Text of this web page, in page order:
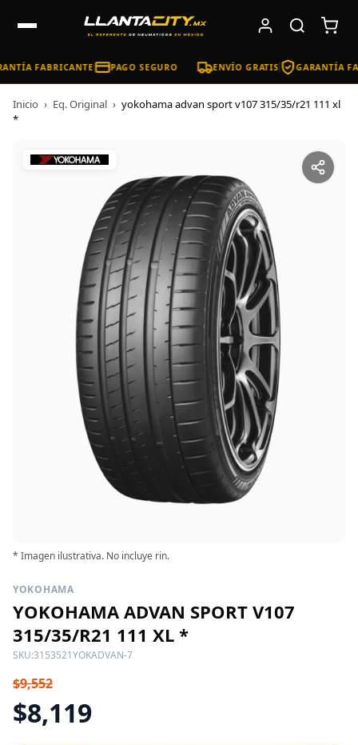
FABRICANTE PAGO SEGURO ENVÍO GRATIS GARANTÍA
Inicio › Eq. Original › yokohama advan sport v107 315/35/r21 111 xl
*
* Imagen ilustrativa. No incluye rin.
YOKOHAMA
YOKOHAMA ADVAN SPORT V107
315/35/R21 111 XL *
SKU:3153521YOKADVAN-7
$9,552
$8,119